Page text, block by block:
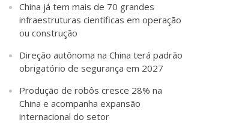
China já tem mais de 70 grandes
infraestruturas científicas em operação
ou construção
Direção autônoma na China terá padrão
obrigatório de segurança em 2027
Produção de robôs cresce 28% na
China e acompanha expansão
internacional do setor